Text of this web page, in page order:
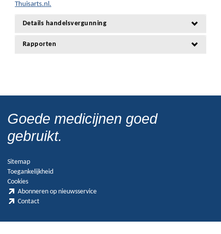
Thuisarts.nl.
Details handelsvergunning
Rapporten
Goede medicijnen goed
gebruikt.
Sitemap
Toegankelijkheid
Cookies
Abonneren op nieuwsservice
Contact